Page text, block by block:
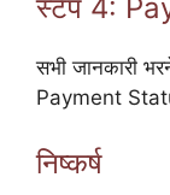
स्टेप 4:
सभी जानकारी
Payment
निष्कर्ष